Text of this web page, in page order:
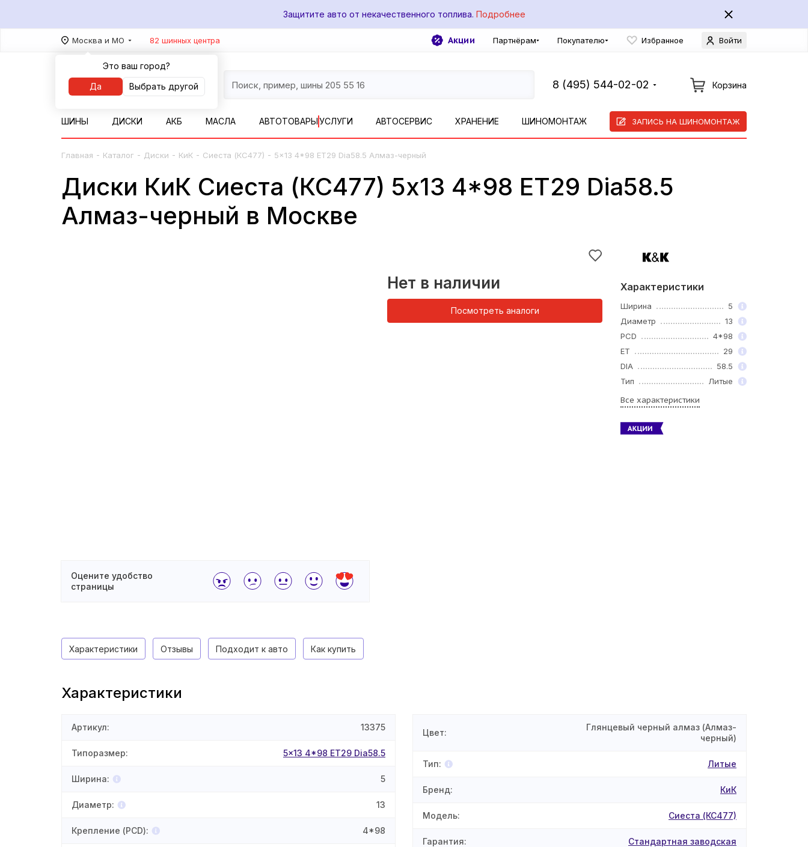
Защитите авто от некачественного топлива. Подробнее
Москва и МО
Это ваш город?
Да
Выбрать другой
82 шинных центра Акции Партнёрам Покупателю Избранное Войти
8 (495) 544-02-02 Корзина
ШИНЫ ДИСКИ АКБ МАСЛА АВТОТОВАРЫУСЛУГИ АВТОСЕРВИС ХРАНЕНИЕ ШИНОМОНТАЖ ЗАПИСЬ НА ШИНОМОНТАЖ
Главная - Каталог - Диски - КиК - Сиеста (КС477) - 5x13 4*98 ET29 Dia58.5 Алмаз-черный
Диски КиК Сиеста (КС477) 5x13 4*98 ET29 Dia58.5
Алмаз-черный в Москве
Оцените удобство
страницы
Нет в наличии
Посмотреть аналоги
Характеристики
Ширина
5
Диаметр
13
PCD
4*98
ET
29
DIA
58.5
Тип
Литые
Все характеристики
Характеристики Отзывы Подходит к авто Как купить
Характеристики
Артикул: 13375
Типоразмер: 5x13 4*98 ET29 Dia58.5
Ширина: 5
Диаметр: 13
Крепление (PCD): 4*98
Цвет:
Глянцевый черный алмаз (Алмаз-
черный)
Тип: Литые
Бренд: КиК
Модель: Сиеста (КС477)
Гарантия: Стандартная заводская